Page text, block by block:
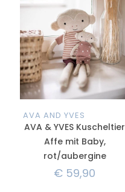
AVA AND YVES
AVA & YVES Kuscheltier
Affe mit Baby,
rot/aubergine
€ 59,90